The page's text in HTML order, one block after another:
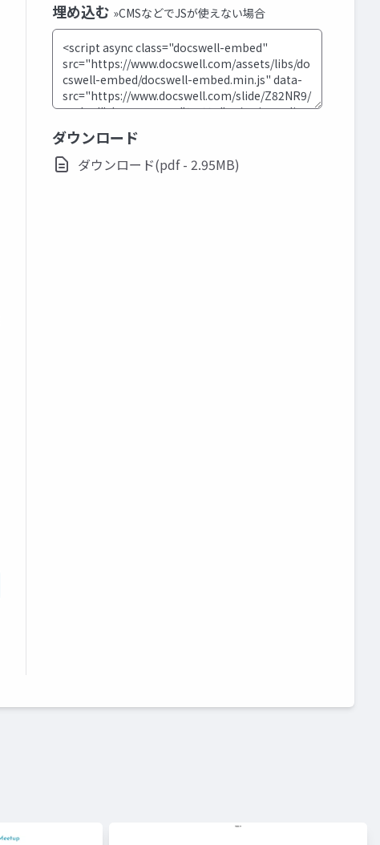
埋め込む »CMSなどでJSが使えない場合
ダウンロード
ダウンロード(pdf - 2.95MB)